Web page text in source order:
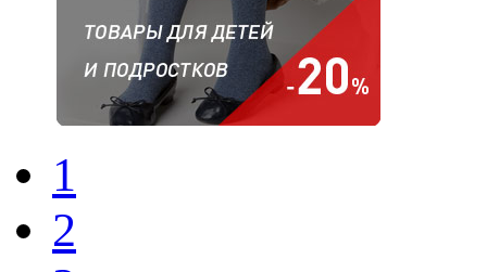
1
2